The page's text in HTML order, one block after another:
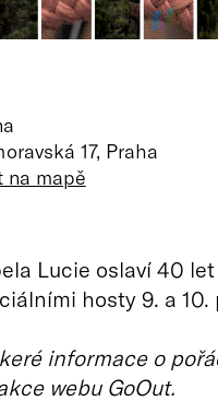
17, Praha
na mapě
Lucie oslaví 40
hosty 9. a
informace o
webu GoOut.